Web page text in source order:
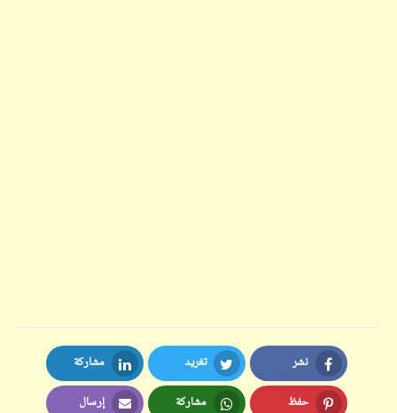
نشر
Facebook
تغريد
Twitter
مشاركة
LinkedIn
حفظ مشاركة إرسال